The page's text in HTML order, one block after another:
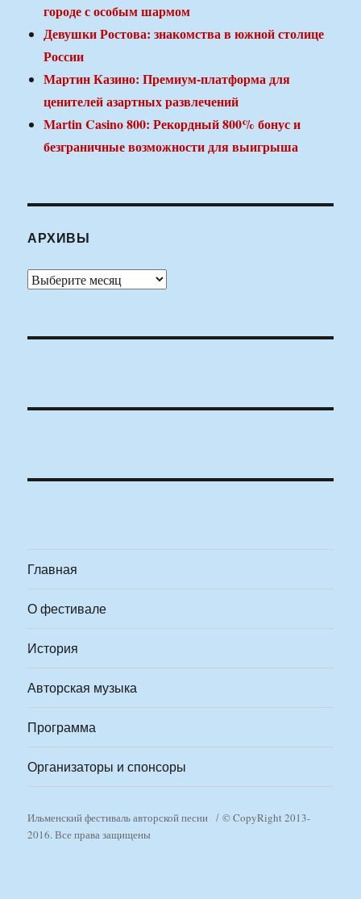
городе с особым шармом
Девушки Ростова: знакомства в южной столице
России
Мартин Казино: Премиум-платформа для
ценителей азартных развлечений
Martin Casino 800: Рекордный 800% бонус и
безграничные возможности для выигрыша
АРХИВЫ
Архивы
Главная
О фестивале
История
Авторская музыка
Программа
Организаторы и спонсоры
Ильменский фестиваль авторской песни
© CopyRight 2013-
2016. Все права защищены